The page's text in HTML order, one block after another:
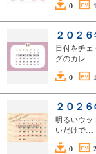
0
２０２
日付をチェ
グのカレ…
0
２０２
明るいウッ
いだけで…
0